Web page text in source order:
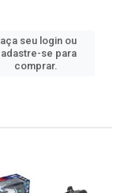
seu login ou
se para
comprar.